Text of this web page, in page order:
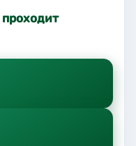
проходит